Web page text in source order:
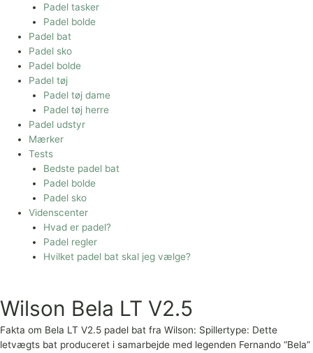
Padel tasker
Padel bolde
Padel bat
Padel sko
Padel bolde
Padel tøj
Padel tøj dame
Padel tøj herre
Padel udstyr
Mærker
Tests
Bedste padel bat
Padel bolde
Padel sko
Videnscenter
Hvad er padel?
Padel regler
Hvilket padel bat skal jeg vælge?
Wilson Bela LT V2.5
Fakta om Bela LT V2.5 padel bat fra Wilson: Spillertype: Dette
letvægts bat produceret i samarbejde med legenden Fernando “Bela”